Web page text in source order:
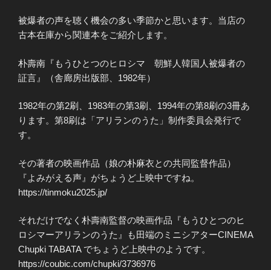
被爆者の声を聴く機会の多い季節かと思います。当店の
古本在庫から関連本をご紹介します。
朴壽南『もうひとつのヒロシマ 朝鮮人韓国人被爆者の
証言』（舎廊房出版部、1982年）
1982年の第2刷、1983年の第3刷、1994年の第8刷の3冊あ
ります。第8刷は「アリランのうた」制作委員会発行で
す。
その著者の映画作品（娘の朴麻衣との共同監督作品）
『よみがえる声』がちょうど上映中ですね。
https://tinmoku2025.jp/
それだけでなく朴壽南監督の映画作品『もうひとつのヒ
ロシマーアリランのうた』も田端のミニシアターCINEMA
Chupki TABATA でちょうど上映中のようです。
https://coubic.com/chupki/3736976